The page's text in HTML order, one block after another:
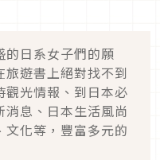
的日系女子們的願
遊書上絕對找不到
觀光情報、到日本必
消息、日本生活風尚
文化等，豐富多元的